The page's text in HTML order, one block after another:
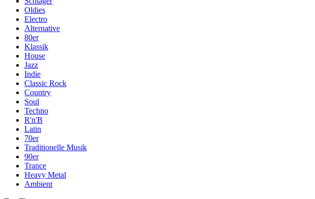
Oldies
Electro
Alternative
80er
Klassik
House
Jazz
Indie
Classic Rock
Country
Soul
Techno
R'n'B
Latin
70er
Traditionelle Musik
90er
Trance
Heavy Metal
Ambient